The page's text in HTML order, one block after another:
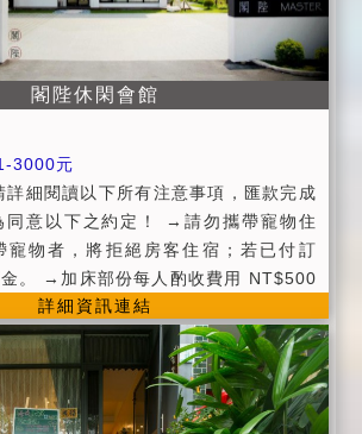
責，敬請見諒。
閣陛休閑會館
3000元
詳細閱讀以下所有注意事項，匯款完成
同意以下之約定！ →請勿攜帶寵物住
寵物者，將拒絕房客住宿；若已付訂
。 →加床部份每人酌收費用 NT$500
洗用品被與枕 ) 訂房時請告知確認人
守依訂房人數住宿，如有超住人數本民
入住，並收取 50% 房費作為留房至當日
客於入住臨時取消已訂妥之加床，視為
床服務且不得要求退費及任何補償。 →
詳細資訊連結